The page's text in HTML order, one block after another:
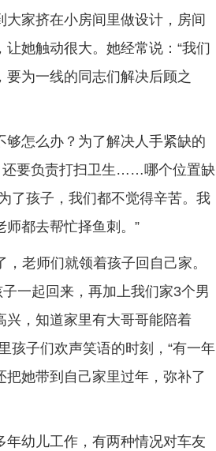
家挤在小房间里做设计，房间
她触动很大。她经常说：“我们
为一线的同志们解决后顾之
怎么办？为了解决人手紧缺的
还要负责打扫卫生……哪个位置缺
了孩子，我们都不觉得辛苦。我
都去帮忙择鱼刺。”
老师们就领着孩子回自己家。
一起回来，再加上我们家3个男
兴，知道家里有大哥哥能陪着
孩子们欢声笑语的时刻，“有一年
她带到自己家里过年，弥补了
幼儿工作，有两种情况对车友